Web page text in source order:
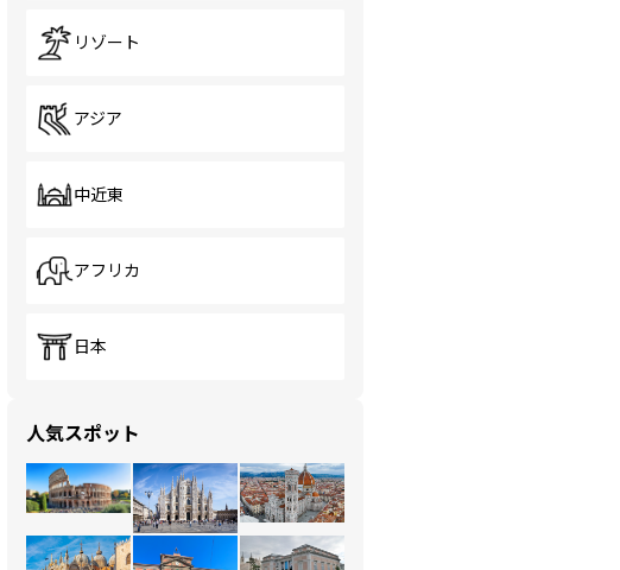
リゾート
アジア
中近東
アフリカ
日本
人気スポット